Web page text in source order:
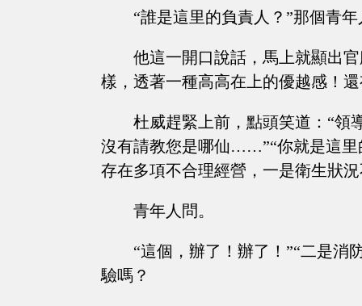
“誰是這里的負責人？”那個青
他這一開口說話，馬上就顯出
樣，透著一種高高在上的優越感！
杜威趕緊上前，點頭笑道：“領
沒有請教您是哪仙……”“你就是這里
存在多項不合理經營，一是衛生狀
青年人問。
“這個，辦了！辦了！”“二是消
驗嗎？